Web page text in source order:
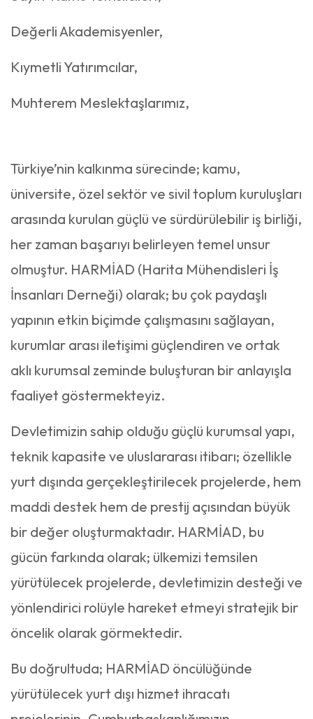
Değerli Akademisyenler,
Kıymetli Yatırımcılar,
Muhterem Meslektaşlarımız,
Türkiye’nin kalkınma sürecinde; kamu,
üniversite, özel sektör ve sivil toplum kuruluşları
arasında kurulan güçlü ve sürdürülebilir iş birliği,
her zaman başarıyı belirleyen temel unsur
olmuştur. HARMİAD (Harita Mühendisleri İş
İnsanları Derneği) olarak; bu çok paydaşlı
yapının etkin biçimde çalışmasını sağlayan,
kurumlar arası iletişimi güçlendiren ve ortak
aklı kurumsal zeminde buluşturan bir anlayışla
faaliyet göstermekteyiz.
Devletimizin sahip olduğu güçlü kurumsal yapı,
teknik kapasite ve uluslararası itibarı; özellikle
yurt dışında gerçekleştirilecek projelerde, hem
maddi destek hem de prestij açısından büyük
bir değer oluşturmaktadır. HARMİAD, bu
gücün farkında olarak; ülkemizi temsilen
yürütülecek projelerde, devletimizin desteği ve
yönlendirici rolüyle hareket etmeyi stratejik bir
öncelik olarak görmektedir.
Bu doğrultuda; HARMİAD öncülüğünde
yürütülecek yurt dışı hizmet ihracatı